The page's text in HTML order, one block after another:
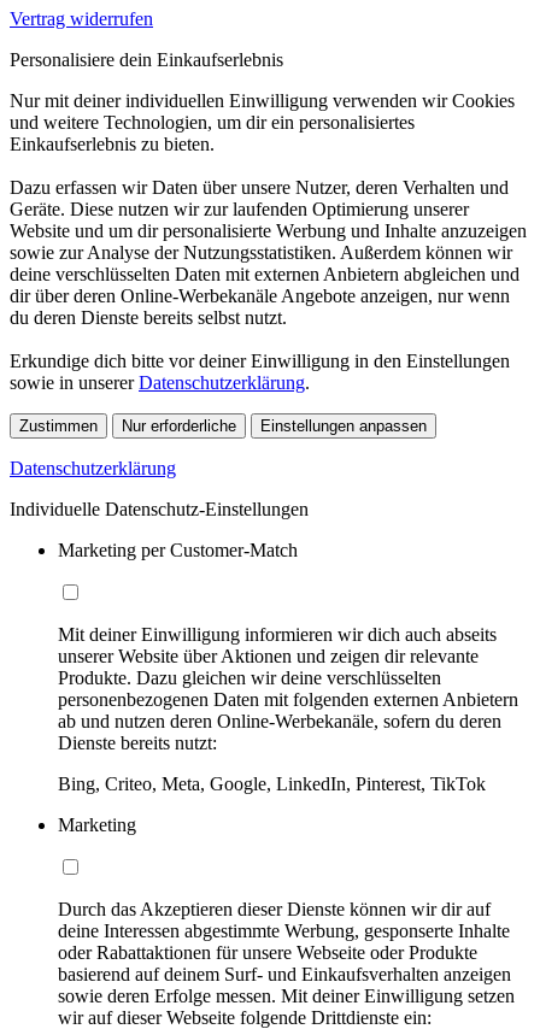
Vertrag widerrufen
Personalisiere dein Einkaufserlebnis
Nur mit deiner individuellen Einwilligung verwenden wir Cookies
und weitere Technologien, um dir ein personalisiertes
Einkaufserlebnis zu bieten.
Dazu erfassen wir Daten über unsere Nutzer, deren Verhalten und
Geräte. Diese nutzen wir zur laufenden Optimierung unserer
Website und um dir personalisierte Werbung und Inhalte anzuzeigen
sowie zur Analyse der Nutzungsstatistiken. Außerdem können wir
deine verschlüsselten Daten mit externen Anbietern abgleichen und
dir über deren Online-Werbekanäle Angebote anzeigen, nur wenn
du deren Dienste bereits selbst nutzt.
Erkundige dich bitte vor deiner Einwilligung in den Einstellungen
sowie in unsererDatenschutzerklärung.
Zustimmen Nur erforderliche Einstellungen anpassen
Datenschutzerklärung
Individuelle Datenschutz-Einstellungen
Marketing per Customer-Match
Mit deiner Einwilligung informieren wir dich auch abseits
unserer Website über Aktionen und zeigen dir relevante
Produkte. Dazu gleichen wir deine verschlüsselten
personenbezogenen Daten mit folgenden externen Anbietern
ab und nutzen deren Online-Werbekanäle, sofern du deren
Dienste bereits nutzt:
Bing, Criteo, Meta, Google, LinkedIn, Pinterest, TikTok
Marketing
Durch das Akzeptieren dieser Dienste können wir dir auf
deine Interessen abgestimmte Werbung, gesponserte Inhalte
oder Rabattaktionen für unsere Webseite oder Produkte
basierend auf deinem Surf- und Einkaufsverhalten anzeigen
sowie deren Erfolge messen. Mit deiner Einwilligung setzen
wir auf dieser Webseite folgende Drittdienste ein: